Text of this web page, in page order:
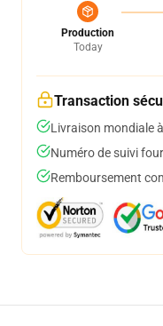
Production
Today
Transaction
Livraison mondiale
Numéro de suivi
Remboursement